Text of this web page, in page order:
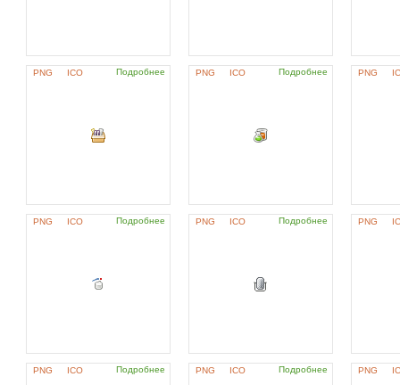
PNG ICO Подробнее PNG ICO Подробнее PNG
PNG ICO Подробнее PNG ICO Подробнее PNG
PNG ICO Подробнее PNG ICO Подробнее PNG